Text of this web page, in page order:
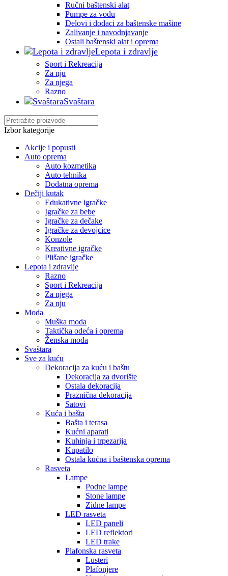
Ručni baštenski alat
Pumpe za vodu
Delovi i dodaci za baštenske mašine
Zalivanje i navodnjavanje
Ostali baštenski alat i oprema
Lepota i zdravlje
Sport i Rekreacija
Za nju
Za njega
Razno
Svaštara
Izbor kategorije
Akcije i popusti
Auto oprema
Auto kozmetika
Auto tehnika
Dodatna oprema
Dečiji kutak
Edukativne igračke
Igračke za bebe
Igračke za dečake
Igračke za devojcice
Konzole
Kreativne igračke
Plišane igračke
Lepota i zdravlje
Razno
Sport i Rekreacija
Za njega
Za nju
Moda
Muška moda
Taktička odeća i oprema
Ženska moda
Svaštara
Sve za kuću
Dekoracija za kuću i baštu
Dekoracija za dvorište
Ostala dekoracija
Praznična dekoracija
Satovi
Kuća i bašta
Bašta i terasa
Kućni aparati
Kuhinja i trpezarija
Kupatilo
Ostala kućna i baštenska oprema
Rasveta
Lampe
Podne lampe
Stone lampe
Zidne lampe
LED rasveta
LED paneli
LED reflektori
LED trake
Plafonska rasveta
Lusteri
Plafonjere